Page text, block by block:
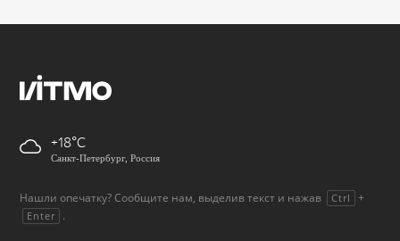
+18
Санкт-Петербург, Россия
Нашли опечатку? Сообщите нам, выделив текст и нажав Ctrl +
Enter .